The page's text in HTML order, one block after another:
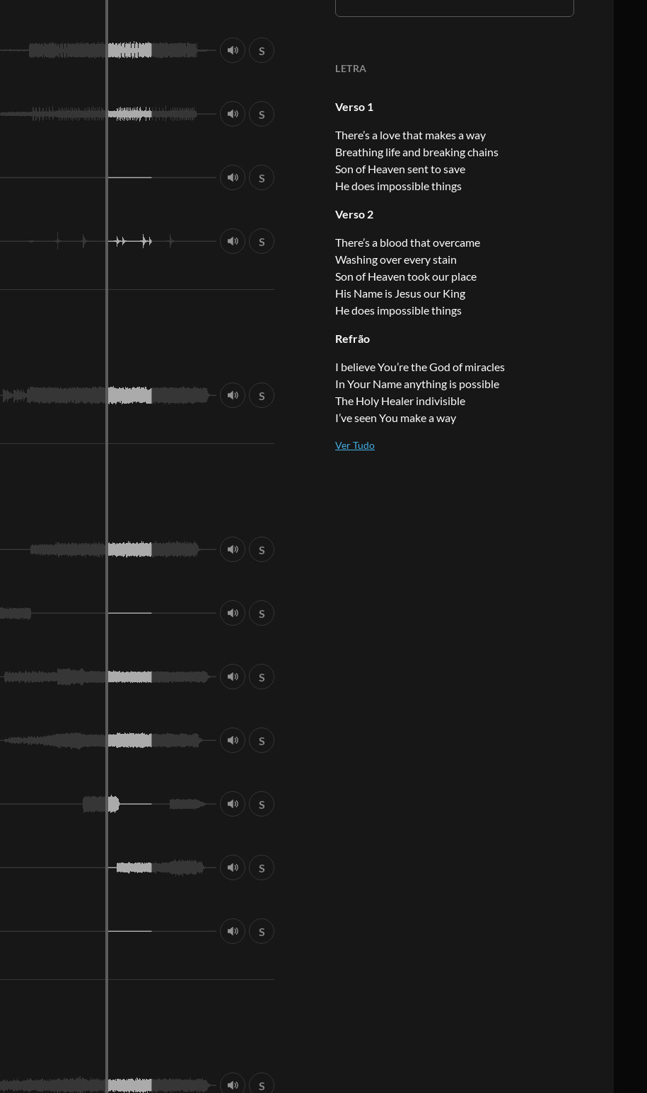
LETRA
Verso 1
There’s a love that makes a way
Breathing life and breaking chains
Son of Heaven sent to save
He does impossible things
Verso 2
There’s a blood that overcame
Washing over every stain
Son of Heaven took our place
His Name is Jesus our King
He does impossible things
Refrão
I believe You’re the God of miracles
In Your Name anything is possible
The Holy Healer indivisible
I’ve seen You make a way
S
S
S
S
S
S
S
S
S
S
S
S
S